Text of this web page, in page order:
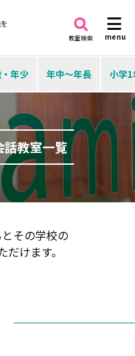
を
menu
教室検索
年少 年中～年長 小学
話教室一覧
その学校の
けます。